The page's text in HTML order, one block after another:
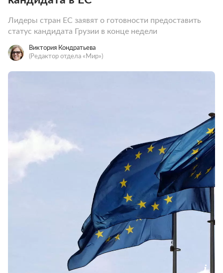
Лидеры стран ЕС заявят о готовности предоставить
статус кандидата Грузии в конце недели
Виктория Кондратьева
(Редактор отдела «Мир»)